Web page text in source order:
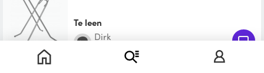
Te leen
Dirk
Beveren